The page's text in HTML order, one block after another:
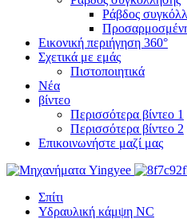
Ράβδος
Εικονική περιήγηση 360°
Σχετικά με εμάς
Πιστοποιητικά
Νέα
βίντεο
Περισσότερα βίντεο 1
Περισσότερα βίντεο 2
Επικοινωνήστε μαζί μας
Σπίτι
Υδραυλική κάμψη NC